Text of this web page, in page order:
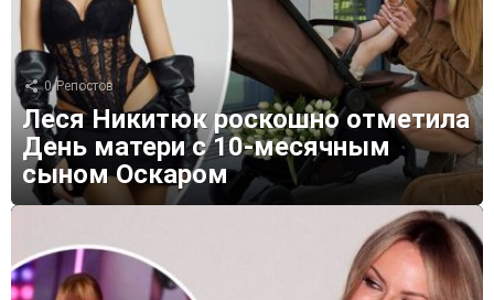
0 Репостов
Леся Никитюк роскошно отметила
День матери с 10-месячным
сыном Оскаром